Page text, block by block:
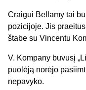
Craigui Bellamy tai
pozicijoje. Jis
štabe su Vincentu
V. Kompany buvusį
puolėją norėjo
nepavyko.